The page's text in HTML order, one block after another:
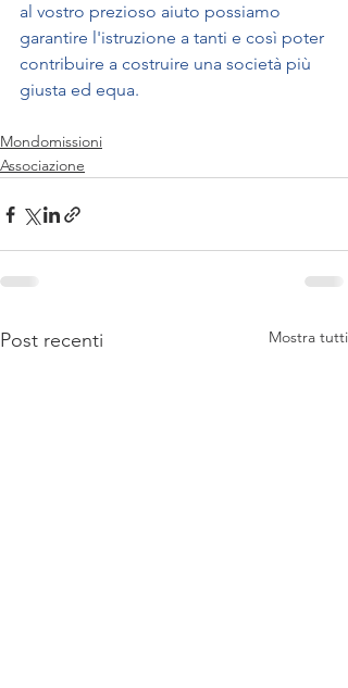
al vostro prezioso aiuto possiamo
garantire l'istruzione a tanti e così poter
contribuire a costruire una società più
giusta ed equa.
Mondomissioni
Associazione
Post recenti Mostra tutti